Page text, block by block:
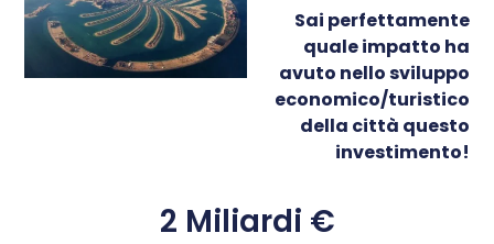
Sai perfettamente
quale impatto ha
avuto nello sviluppo
economico/turistico
della città questo
investimento!
2 Miliardi €